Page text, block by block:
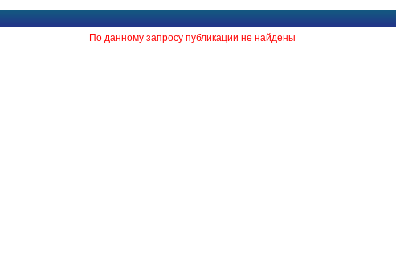
По данному запросу публикации не найдены